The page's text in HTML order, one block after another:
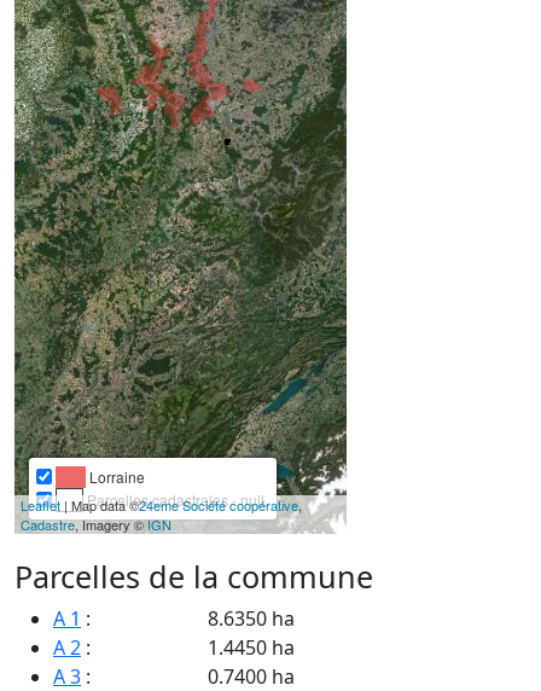
Lorraine
Parcelles cadastrales - null
Leaflet | Map data ©24eme Société coopérative,
Cadastre, Imagery ©IGN
Parcelles de la commune
A 1 :
8.6350 ha
A 2 :
1.4450 ha
A 3 :
0.7400 ha